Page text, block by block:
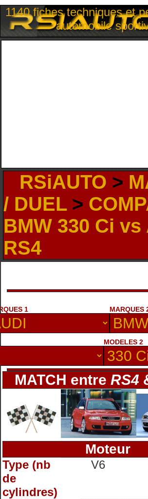
1140 fiches techniques et
automobile
RSiAUTO >
/ DUEL>
BMW 330 Ci vs
RS4
1 MARQUES
MODELES 2
MATCH entre RS4
Moteur
Type (nb
de
cylindres)
V6